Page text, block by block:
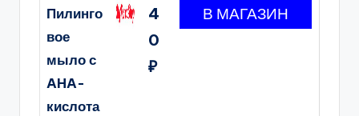
Пилинго
вое
мыло с
AHA-
кислота
4
0
₽